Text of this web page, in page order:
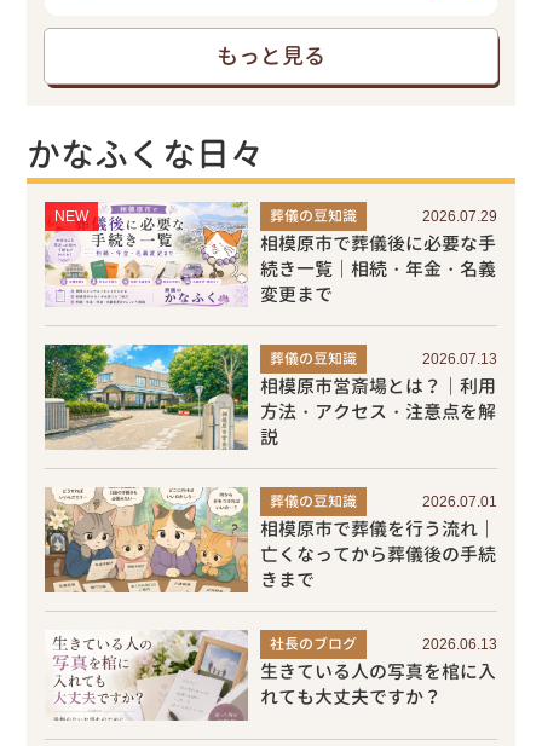
もっと見る
かなふくな日々
NEW 葬儀の豆知識 2026.07.29
相模原市で葬儀後に必要な手
続き一覧｜相続・年金・名義
変更まで
葬儀の豆知識 2026.07.13
相模原市営斎場とは？｜利用
方法・アクセス・注意点を解
説
葬儀の豆知識 2026.07.01
相模原市で葬儀を行う流れ｜
亡くなってから葬儀後の手続
きまで
社長のブログ 2026.06.13
生きている人の写真を棺に入
れても大丈夫ですか？